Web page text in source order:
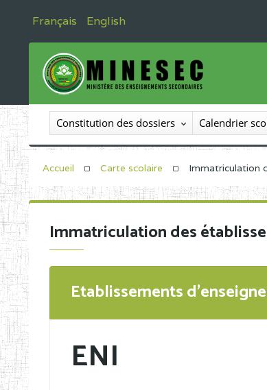
Français English
Constitution des dossiers Calendrier
Accueil Carte scolaire Immatriculation
Immatriculation des
Etablissements
ENI